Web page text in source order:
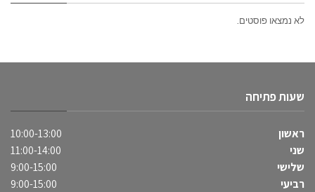
לא נמצאו פוסטים.
שעות פתיחה
ראשון
10:00-13:00
שני
11:00-14:00
שלישי
9:00-15:00
רביעי
9:00-15:00